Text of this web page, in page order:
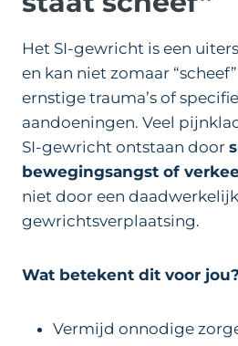
Het SI-gewricht is een
en kan niet zomaar
ernstige trauma’s of
aandoeningen. Veel
SI-gewricht ontstaan door
bewegingsangst of
niet door een
gewrichtsverplaatsing.
Wat betekent dit voor jou?
Vermijd onnodige